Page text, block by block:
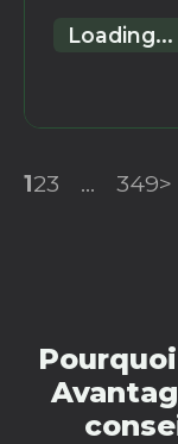
Loading...
123 ... 349>